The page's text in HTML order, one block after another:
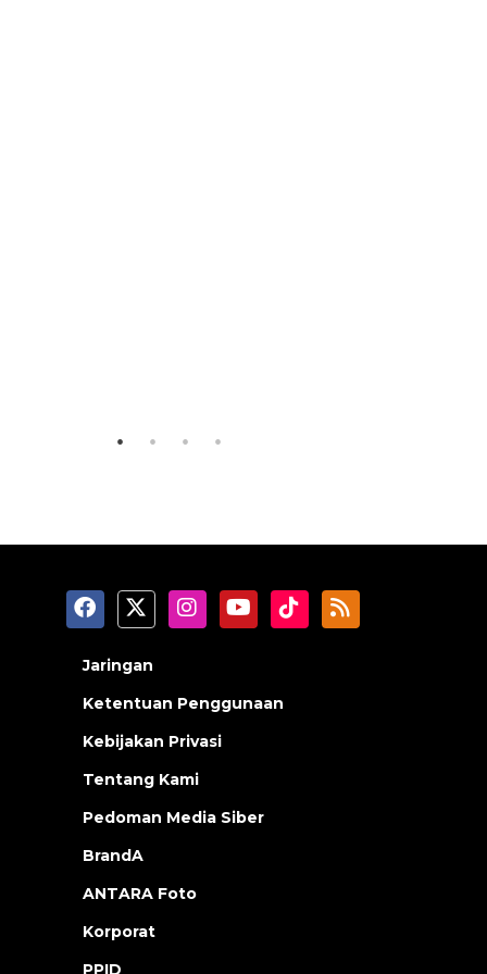
Jaringan
Ketentuan Penggunaan
Kebijakan Privasi
Tentang Kami
Pedoman Media Siber
BrandA
ANTARA Foto
Korporat
PPID